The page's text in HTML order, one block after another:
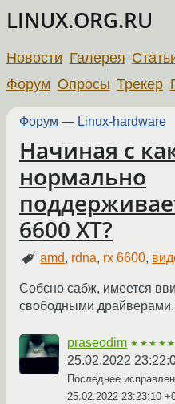
LINUX.ORG.RU
Новости Галерея
Форум Опросы Трекер
Форум — Linux-hardware
Начиная с
нормально
6600 XT?
amd, rdna, rx 6600,
Собсно сабж, имеется
свободными драйверами.
praseodim ★★★★★
25.02.2022
Последнее
25.02.2022 23:23:10